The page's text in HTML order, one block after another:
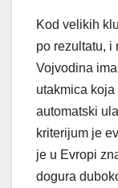
Kod velikih
po rezultatu, i
Vojvodina
utakmica
automatski
kriterijum je
je u Evropi
dogura